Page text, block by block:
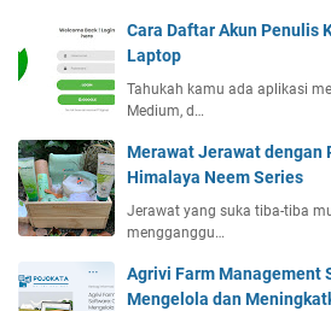
Cara Daftar Akun Penulis
Laptop
Tahukah kamu ada aplikasi
Medium, d…
Merawat Jerawat dengan
Himalaya Neem Series
Jerawat yang suka tiba-tiba
mengganggu…
Agrivi Farm Management
Mengelola dan